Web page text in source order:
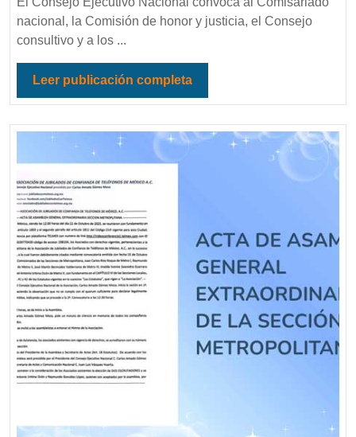
nacional, la Comisión de honor y justicia, el Consejo
consultivo y a los ...
Leer publicación completa